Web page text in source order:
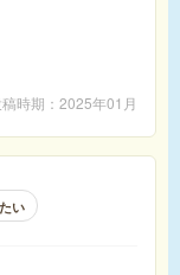
時期 2025年01月
い